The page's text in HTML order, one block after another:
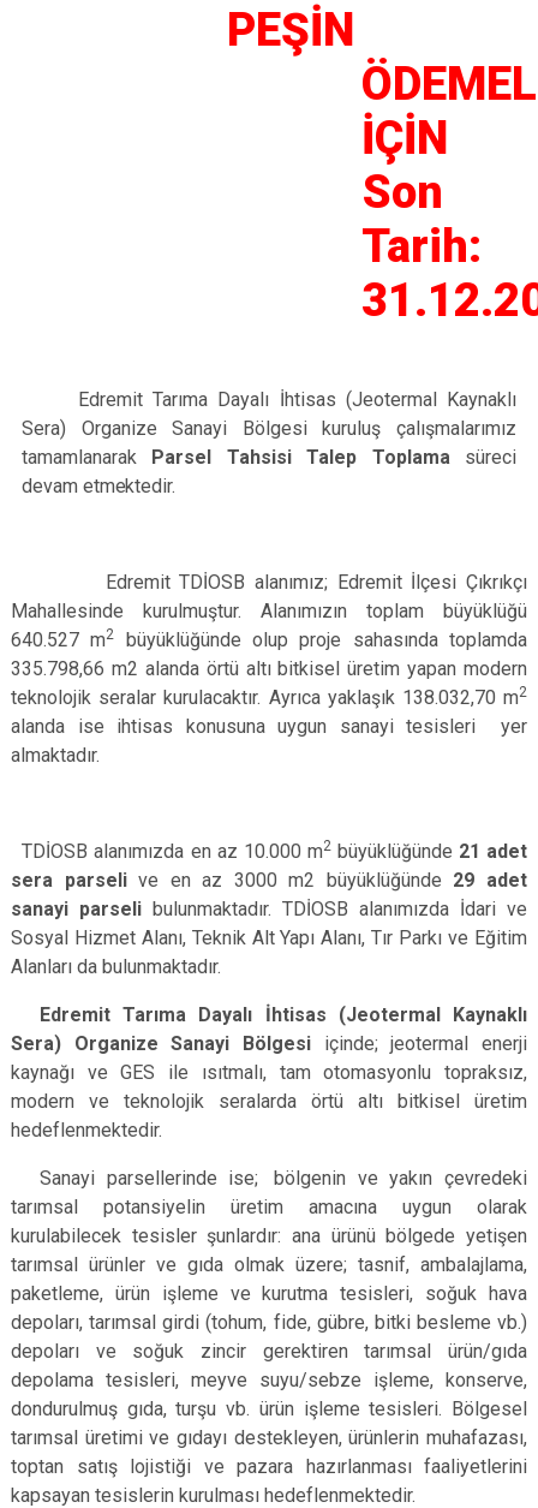
PEŞİN
İÇİN
Son
Tarih:
Edremit Tarıma Dayalı İhtisas (Jeotermal Kaynaklı
Sera) Organize Sanayi Bölgesi kuruluş çalışmalarımız
tamamlanarak Parsel Tahsisi Talep Toplama süreci
devam etmektedir.
Edremit TDİOSB alanımız; Edremit İlçesi Çıkrıkçı
Mahallesinde kurulmuştur. Alanımızın toplam büyüklüğü
640.527 m2
büyüklüğünde olup proje sahasında toplamda
335.798,66 m2 alanda örtü altı bitkisel üretim yapan modern
teknolojik seralar kurulacaktır. Ayrıca yaklaşık 138.032,70 m2
alanda ise ihtisas konusuna uygun sanayi tesisleri yer
almaktadır.
TDİOSB alanımızda en az 10.000 m2büyüklüğünde 21 adet
sera parselive en az 3000 m2 büyüklüğünde 29 adet
sanayi parseli bulunmaktadır. TDİOSB alanımızda İdari ve
Sosyal Hizmet Alanı, Teknik Alt Yapı Alanı, Tır Parkı ve Eğitim
Alanları da bulunmaktadır.
Edremit Tarıma Dayalı İhtisas (Jeotermal Kaynaklı
Sera) Organize Sanayi Bölgesi içinde; jeotermal enerji
kaynağı ve GES ile ısıtmalı, tam otomasyonlu topraksız,
modern ve teknolojik seralarda örtü altı bitkisel üretim
hedeflenmektedir.
Sanayi parsellerinde ise;
bölgenin ve yakın çevredeki
tarımsal potansiyelin üretim amacına uygun olarak
kurulabilecek tesisler şunlardır: ana ürünü bölgede yetişen
tarımsal ürünler ve gıda olmak üzere; tasnif, ambalajlama,
paketleme, ürün işleme ve kurutma tesisleri, soğuk hava
depoları, tarımsal girdi (tohum, fide, gübre, bitki besleme vb.)
depoları ve soğuk zincir gerektiren tarımsal ürün/gıda
depolama tesisleri, meyve suyu/sebze işleme, konserve,
dondurulmuş gıda, turşu vb. ürün işleme tesisleri. Bölgesel
tarımsal üretimi ve gıdayı destekleyen, ürünlerin muhafazası,
toptan satış lojistiği ve pazara hazırlanması faaliyetlerini
kapsayan tesislerin kurulması hedeflenmektedir.